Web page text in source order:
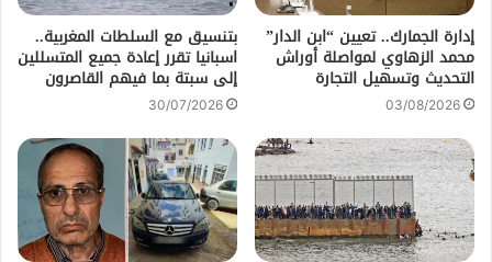
إدارة الجمارك.. تعيين “ابن الدار”
محمد الزهاوي لمواصلة أوراش
التحديث وتسهيل التجارة
03/08/2026
بتنسيق مع السلطات المغربية..
اسبانيا تقرر إعادة جميع المتسللين
إلى سبتة بما فيهم القاصرون
30/07/2026